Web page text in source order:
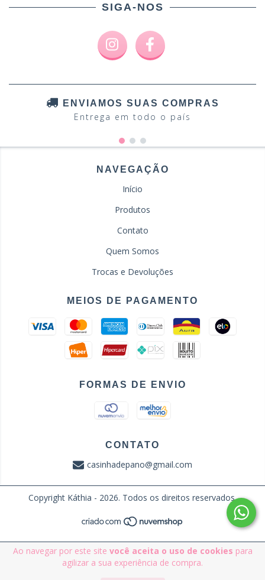
Ao navegar por este site você aceita o uso de cookies para
agilizar a sua experiência de compra.
SIGA-NOS
ENVIAMOS SUAS COMPRAS
Entrega em todo o país
NAVEGAÇÃO
Início
Produtos
Contato
Quem Somos
Trocas e Devoluções
MEIOS DE PAGAMENTO
FORMAS DE ENVIO
CONTATO
casinhadepano@gmail.com
Copyright Káthia - 2026. Todos os direitos reservados.